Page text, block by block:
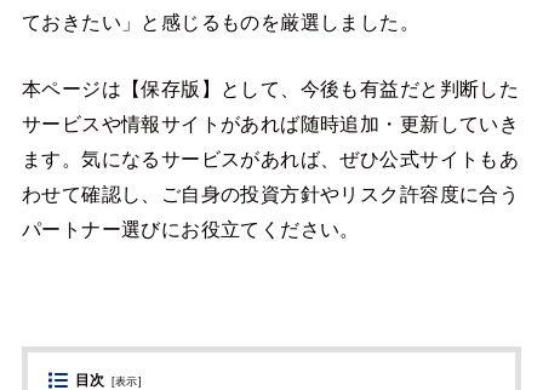
ておきたい」と感じるものを厳選しました。
本ページは【保存版】として、今後も有益だと判断した
サービスや情報サイトがあれば随時追加・更新していき
ます。気になるサービスがあれば、ぜひ公式サイトもあ
わせて確認し、ご自身の投資方針やリスク許容度に合う
パートナー選びにお役立てください。
目次 [表示]